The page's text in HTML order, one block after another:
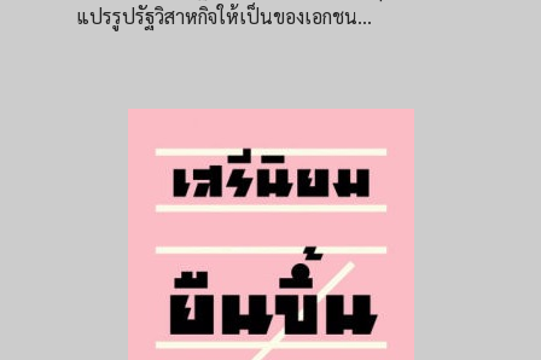
แปรรูปรัฐวิสาหกิจให้เป็นของเอกชน...